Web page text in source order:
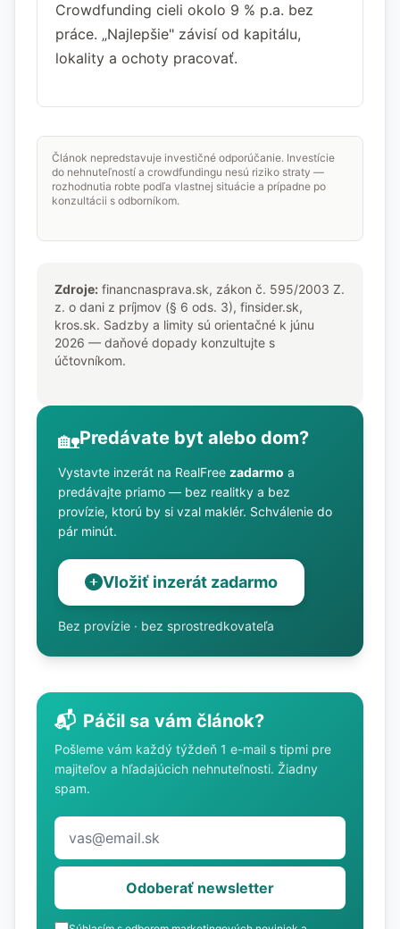
Crowdfunding cieli okolo 9 % p.a. bez
práce. „Najlepšie" závisí od kapitálu,
lokality a ochoty pracovať.
Článok nepredstavuje investičné odporúčanie. Investície
do nehnuteľností a crowdfundingu nesú riziko straty —
rozhodnutia robte podľa vlastnej situácie a prípadne po
konzultácii s odborníkom.
Zdroje: financnasprava.sk, zákon č. 595/2003 Z.
z. o dani z príjmov (§ 6 ods. 3), finsider.sk,
kros.sk. Sadzby a limity sú orientačné k júnu
2026 — daňové dopady konzultujte s
účtovníkom.
🏡Predávate byt alebo dom?
Vystavte inzerát na RealFree zadarmo a
predávajte priamo — bez realitky a bez
provízie, ktorú by si vzal maklér. Schválenie do
pár minút.
Vložiť inzerát zadarmo
Bez provízie · bez sprostredkovateľa
📬 Páčil sa vám článok?
Pošleme vám každý týždeň 1 e-mail s tipmi pre
majiteľov a hľadajúcich nehnuteľnosti. Žiadny
spam.
Odoberať newsletter